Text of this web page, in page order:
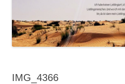
IMG_4366